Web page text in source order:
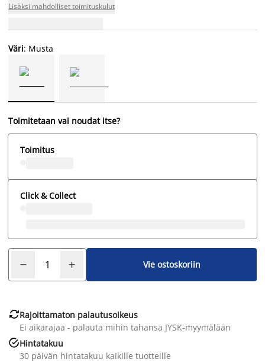
Lisäksi mahdolliset toimituskulut
Väri: Musta
Toimitetaan vai noudat itse?
Toimitus
Click & Collect
Vie ostoskoriin
Rajoittamaton palautusoikeus
Ei aikarajaa - palauta mihin tahansa JYSK-myymälään
Hintatakuu
30 päivän hintatakuu kaikille tuotteille